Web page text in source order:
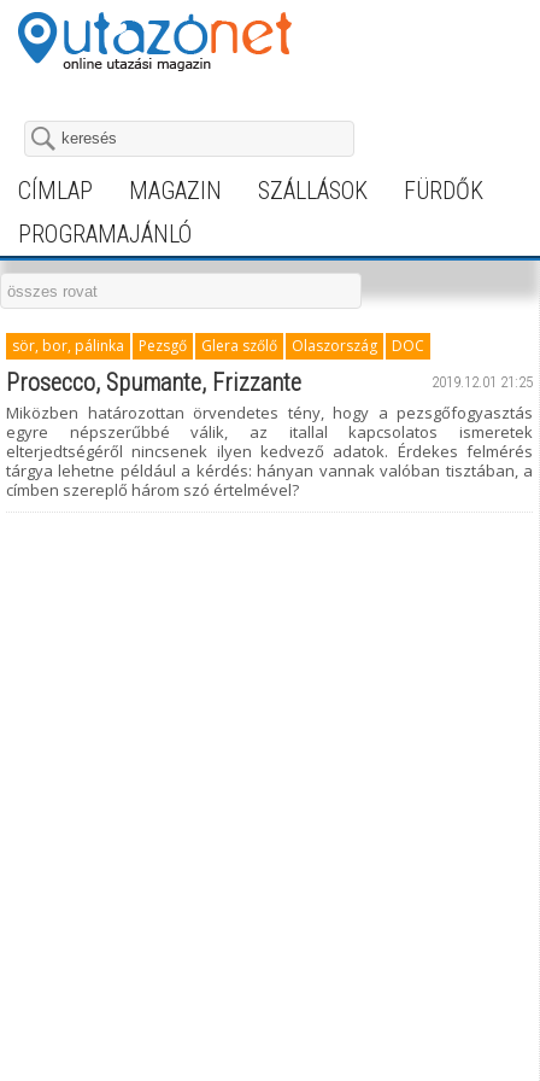
CÍMLAP MAGAZIN SZÁLLÁSOK
FÜRDŐK
PROGRAMAJÁNLÓ
sör, bor, pálinka Pezsgő Glera szőlő Olaszország DOC
2019.12.01 21:25
Prosecco, Spumante, Frizzante
Miközben határozottan örvendetes tény, hogy a pezsgőfogyasztás
egyre népszerűbbé válik, az itallal kapcsolatos ismeretek
elterjedtségéről nincsenek ilyen kedvező adatok. Érdekes felmérés
tárgya lehetne például a kérdés: hányan vannak valóban tisztában, a
címben szereplő három szó értelmével?